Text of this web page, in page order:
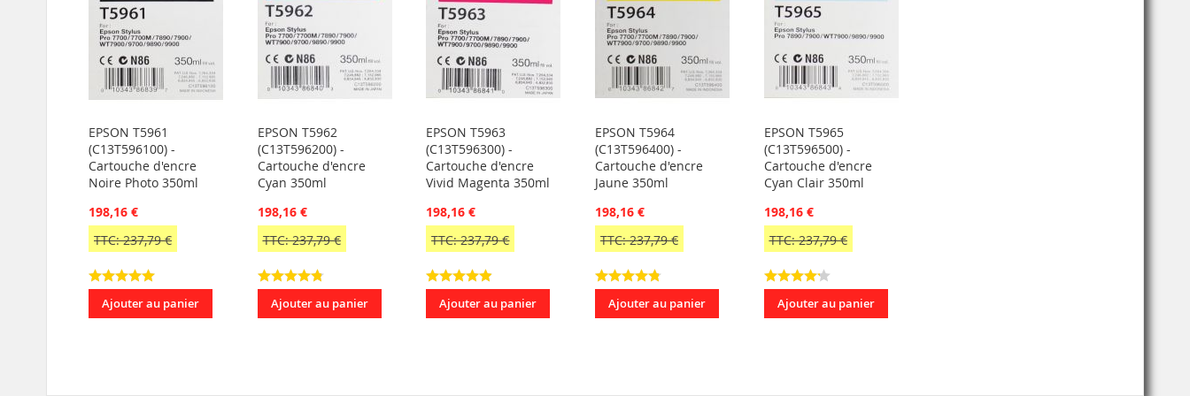
EPSON T5961
(C13T596100) -
Cartouche d'encre
Noire Photo 350ml
198,16 €
TTC: 237,79 €
Ajouter au panier
EPSON T5962
(C13T596200) -
Cartouche d'encre
Cyan 350ml
198,16 €
TTC: 237,79 €
Ajouter au panier
EPSON T5963
(C13T596300) -
Cartouche d'encre
Vivid Magenta 350ml
198,16 €
TTC: 237,79 €
Ajouter au panier
EPSON T5964
(C13T596400) -
Cartouche d'encre
Jaune 350ml
198,16 €
TTC: 237,79 €
Ajouter au panier
EPSON T5965
(C13T596500) -
Cartouche d'encre
Cyan Clair 350ml
198,16 €
TTC: 237,79 €
Ajouter au panier